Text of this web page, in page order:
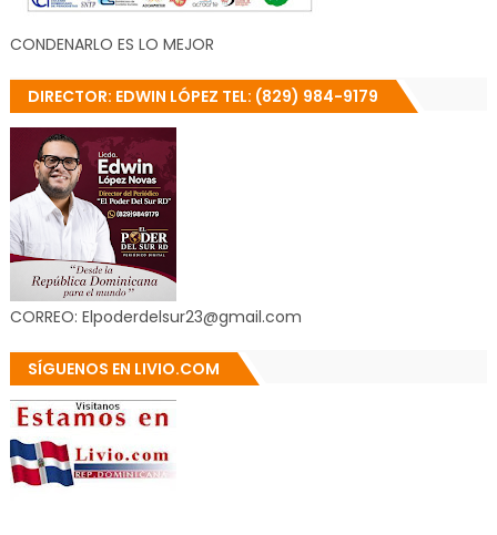
CONDENARLO ES LO MEJOR
DIRECTOR: EDWIN LÓPEZ TEL: (829) 984-9179
CORREO: Elpoderdelsur23@gmail.com
SÍGUENOS EN LIVIO.COM